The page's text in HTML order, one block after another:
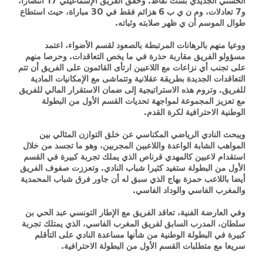
و7 تعادلات، وم ن ي ب 6 هزائم فقط في 30 مباراة، حيث استطاع
طوال الموسم أن ي ظهر صلابته وثباته.
ووعيا منهم بالرهانات المرتبطة بالصعود لقسم الأضواء، اعتمد
مسؤولو الفريق مقاربة حذرة في ما يخص التعاقدات. وحرصا منهم
على تجنب أي نزاعات مع اللاعبين ارتأى القائمون على الفريق أن تتم
التعاقدات الجديدة بطريقة عقلانية وتتماشى مع الإمكانيات المادية
للفريق. وتروم هذه الاستراتيجية إلى ضمان الاستقرار المالي للفريق
مع تعزيز المجموعة لمواجهة تحديات القسم الأول من البطولة
الوطنية الاحترافية لكرة القدم.
ويبحث النادي الرياضي المكناسي عن خلق التوازن المثالي بين
المواهب الشابة الواعدة واللاعبين المجربين، وهو ما تجسد من خلال
استقدام لاعبين كالمهدي قرناص الذي يملك تجربة كبيرة في القسم
الأول من البطولة ستفيد كثيرا شباب النادي. وتعززت صفوف الفريق
أيضا باللاعب حمزة بهاج الذي سبق له أن جاور فرق شباب المحمدية
والمغرب الفاسي والوداد الفاسي.
وفي العارضة الفنية، تعاقد الفريق مع الإطار التونسي عبد الحي بن
سلطان، المدرب السابق لفريق المغرب الفاسي، الذي يمتلك تجربة
كبيرة في البطولة الوطنية من شأنها مساعدة النادي على التأقلم
سريعا مع متطلبات القسم الأول من البطولة الاحترافية.